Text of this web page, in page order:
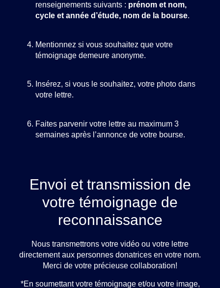
renseignements suivants : prénom et nom,
cycle et année d’étude, nom de la bourse.
Mentionnez si vous souhaitez que votre
témoignage demeure anonyme.
Insérez, si vous le souhaitez, votre photo dans
votre lettre.
Faites parvenir votre lettre au maximum 3
semaines après l’annonce de votre bourse.
Envoi et transmission de
votre témoignage de
reconnaissance
Nous transmettrons votre vidéo ou votre lettre
directement aux personnes donatrices en votre nom.
Merci de votre précieuse collaboration!
*En soumettant votre témoignage et/ou votre image,